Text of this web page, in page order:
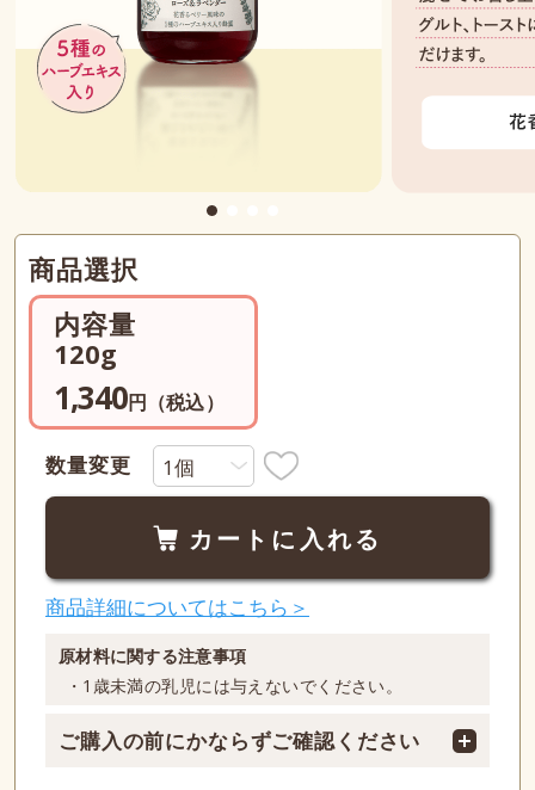
商品選択
内容量
120g
1,340円（税込）
数量変更
カートに入れる
商品詳細についてはこちら＞
原材料に関する注意事項
・1歳未満の乳児には与えないでください。
ご購入の前にかならずご確認ください